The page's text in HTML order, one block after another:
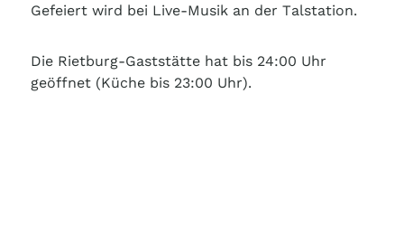
Gefeiert wird bei Live-Musik an der Talstation.
Die Rietburg-Gaststätte hat bis 24:00 Uhr
geöffnet (Küche bis 23:00 Uhr).